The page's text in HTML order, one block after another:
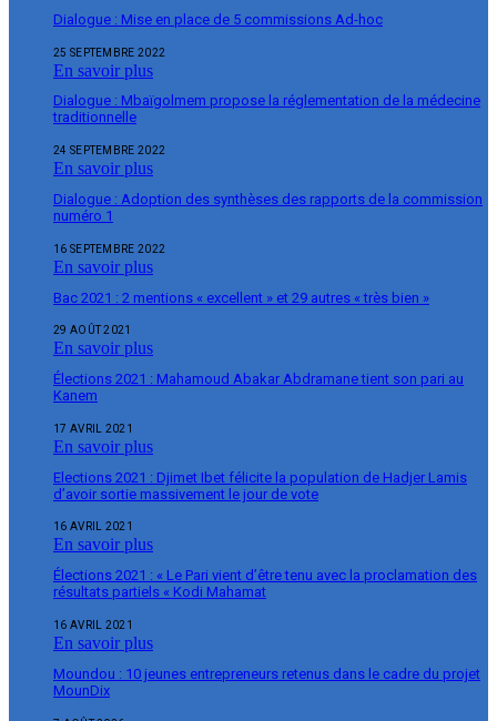
Dialogue : Mise en place de 5 commissions Ad-hoc
25 SEPTEMBRE 2022
En savoir plus
Dialogue : Mbaïgolmem propose la réglementation de la médecine
traditionnelle
24 SEPTEMBRE 2022
En savoir plus
Dialogue : Adoption des synthèses des rapports de la commission
numéro 1
16 SEPTEMBRE 2022
En savoir plus
Bac 2021 : 2 mentions « excellent » et 29 autres « très bien »
29 AOÛT 2021
En savoir plus
Élections 2021 : Mahamoud Abakar Abdramane tient son pari au
Kanem
17 AVRIL 2021
En savoir plus
Elections 2021 : Djimet Ibet félicite la population de Hadjer Lamis
d’avoir sortie massivement le jour de vote
16 AVRIL 2021
En savoir plus
Élections 2021 : « Le Pari vient d’être tenu avec la proclamation des
résultats partiels « Kodi Mahamat
16 AVRIL 2021
En savoir plus
Moundou : 10 jeunes entrepreneurs retenus dans le cadre du projet
MounDix